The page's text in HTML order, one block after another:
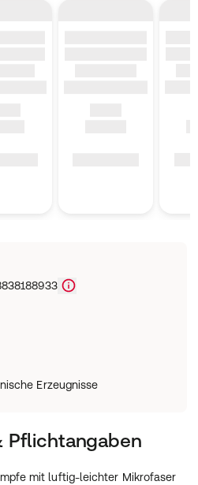
Erzeugnisse
Pflichtangaben
mit luftig-leichter Mikrofaser